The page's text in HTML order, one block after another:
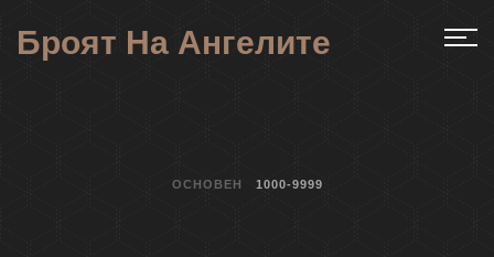
Броят На Ангелите
ОСНОВЕН 1000-9999